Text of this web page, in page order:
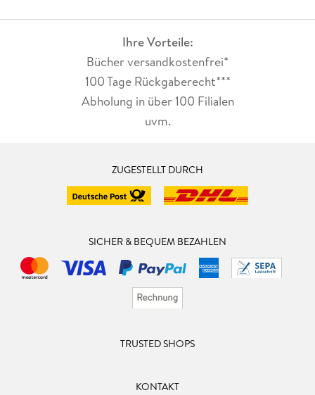
Ihre Vorteile:
Bücher versandkostenfrei*
100 Tage Rückgaberecht***
Abholung in über 100 Filialen
uvm.
ZUGESTELLT DURCH
SICHER & BEQUEM BEZAHLEN
TRUSTED SHOPS
KONTAKT